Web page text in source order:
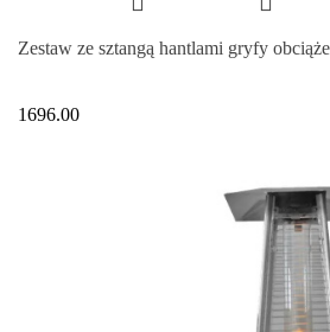
Zestaw ze sztangą hantlami gryfy
1696.00